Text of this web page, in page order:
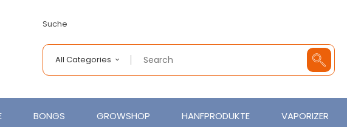
Suche
All Categories
BONGS GROWSHOP HANFPRODUKTE VAPORIZER